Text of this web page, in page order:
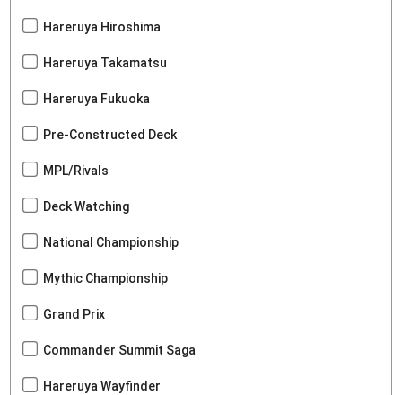
Hareruya Hiroshima
Hareruya Takamatsu
Hareruya Fukuoka
Pre-Constructed Deck
MPL/Rivals
Deck Watching
National Championship
Mythic Championship
Grand Prix
Commander Summit Saga
Hareruya Wayfinder